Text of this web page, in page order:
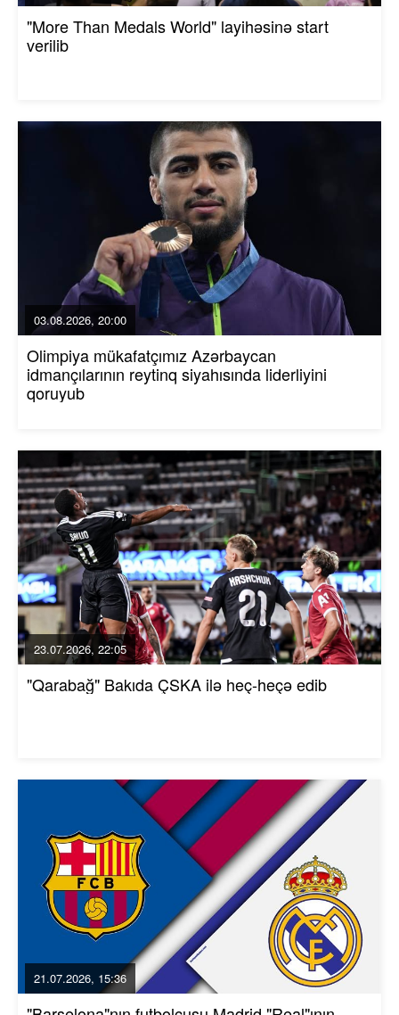
"More Than Medals World" layihəsinə start
verilib
03.08.2026, 20:00
Olimpiya mükafatçımız Azərbaycan
idmançılarının reytinq siyahısında liderliyini
qoruyub
23.07.2026, 22:05
"Qarabağ" Bakıda ÇSKA ilə heç-heçə edib
21.07.2026, 15:36